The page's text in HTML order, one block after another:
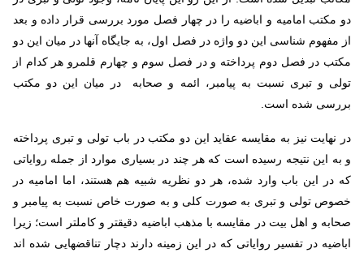
دو مکتب امامیه و اباضیه را در چهار فصل مورد بررسی قرار داده و بعد
از مفهوم شناسی این دو واژه در فصل اول، به جایگاه آنها در میان این دو
مکتب در فصل دوم پرداخته و در فصل سوم و چهارم قلمرو هر کدام از
تولی و تبری نسبت به پیامبر، ائمه و صحابه در میان این دو مکتب
بررسی شده است.
در نهایت نیز به مقایسه عقاید این دو مکتب در باب تولی و تبری پرداخته
و به این نتیجه رسیده است که هر چند در بسیاری موارد از جمله روایاتی
که در این باب وارد شده، هر دو نظریه شبیه هم هستند، اما امامیه در
خصوص تولی و تبری به صورت کلی و به صورت خاص نسبت به پیامبر و
صحابه و اهل بیت در مقایسه با مذهب اباضیه دقیق­تر و کامل­تر است؛ زیرا
اباضیه در تفسیر روایاتی که در این زمینه دارند دچار تناقض­هایی شده اند